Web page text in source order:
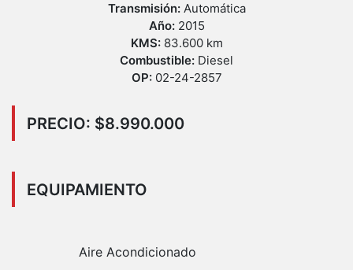
Transmisión: Automática
Año: 2015
KMS: 83.600 km
Combustible: Diesel
OP: 02-24-2857
PRECIO: $8.990.000
EQUIPAMIENTO
Aire Acondicionado